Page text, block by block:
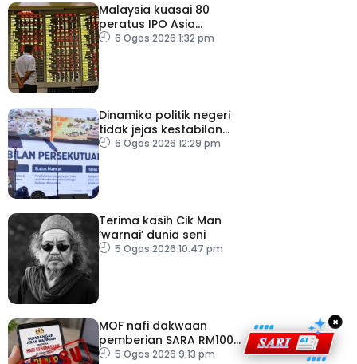
Malaysia kuasai 80
peratus IPO Asia
Tenggara, kumpul AS$1.4
6 Ogos 2026 1:32 pm
Dinamika politik negeri
tidak jejas kestabilan
Kerajaan Perpaduan
6 Ogos 2026 12:29 pm
Terima kasih Cik Man
‘warnai’ dunia seni
5 Ogos 2026 10:47 pm
MOF nafi dakwaan
pemberian SARA RM100
sempena Hari
5 Ogos 2026 9:13 pm
×